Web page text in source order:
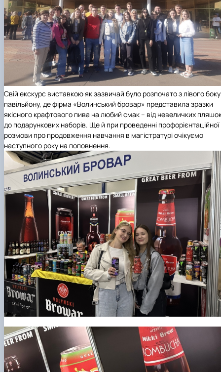
Свій екскурс виставкою як зазвичай було розпочато з лівого боку
павільйону, де фірма «Волинський бровар» представила зразки
якісного крафтового пива на любий смак – від невеличких
до подарункових наборів. Ще й при проведенні профорієнтаційної
розмови про продовження навчання в магістратурі очікуємо
наступного року на поповнення.